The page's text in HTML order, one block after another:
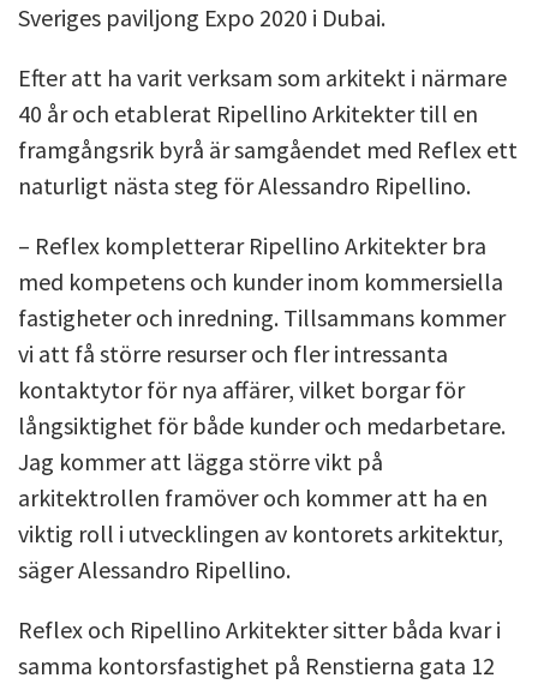
Sveriges paviljong Expo 2020 i Dubai.
Efter att ha varit verksam som arkitekt i närmare
40 år och etablerat Ripellino Arkitekter till en
framgångsrik byrå är samgåendet med Reflex ett
naturligt nästa steg för Alessandro Ripellino.
– Reflex kompletterar Ripellino Arkitekter bra
med kompetens och kunder inom kommersiella
fastigheter och inredning. Tillsammans kommer
vi att få större resurser och fler intressanta
kontaktytor för nya affärer, vilket borgar för
långsiktighet för både kunder och medarbetare.
Jag kommer att lägga större vikt på
arkitektrollen framöver och kommer att ha en
viktig roll i utvecklingen av kontorets arkitektur,
säger Alessandro Ripellino.
Reflex och Ripellino Arkitekter sitter båda kvar i
samma kontorsfastighet på Renstierna gata 12